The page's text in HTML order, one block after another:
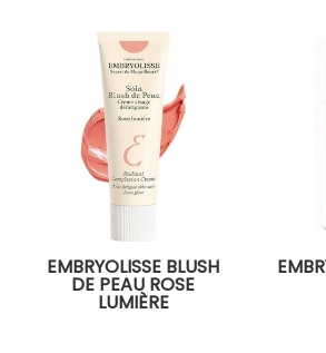
EMBRYOLISSE BLUSH
DE PEAU ROSE
LUMIÈRE